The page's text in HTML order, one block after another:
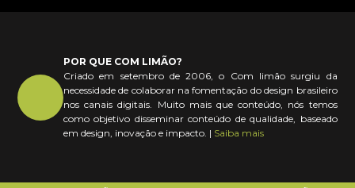
POR QUE COM LIMÃO?
Criado em setembro de 2006, o Com limão surgiu da
necessidade de colaborar na fomentação do design brasileiro
nos canais digitais. Muito mais que conteúdo, nós temos
como objetivo disseminar conteúdo de qualidade, baseado
em design, inovação e impacto. | Saiba mais